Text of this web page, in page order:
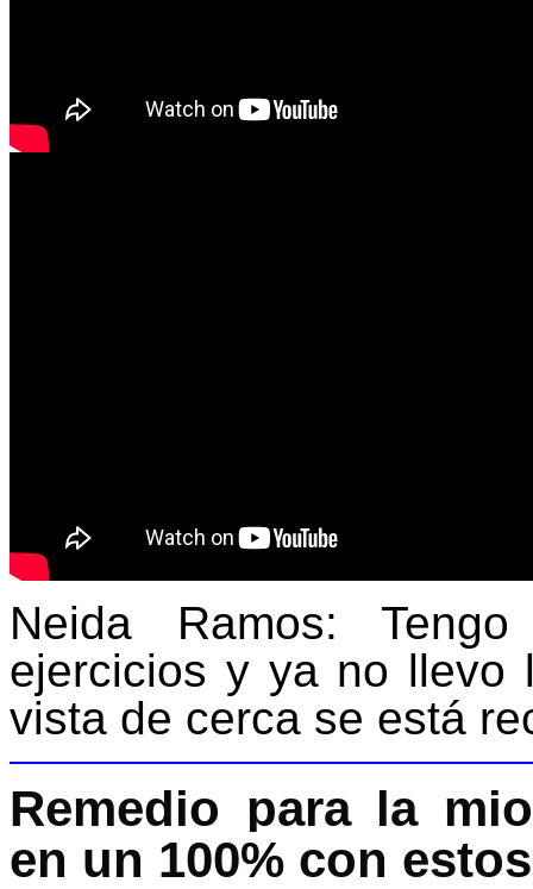
Neida Ramos:
ejercicios y ya no llevo
vista de cerca se está
Remedio para la
en un 100% con